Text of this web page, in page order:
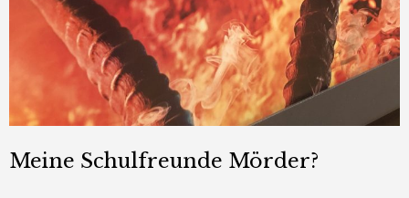
Meine Schulfreunde Mörder?